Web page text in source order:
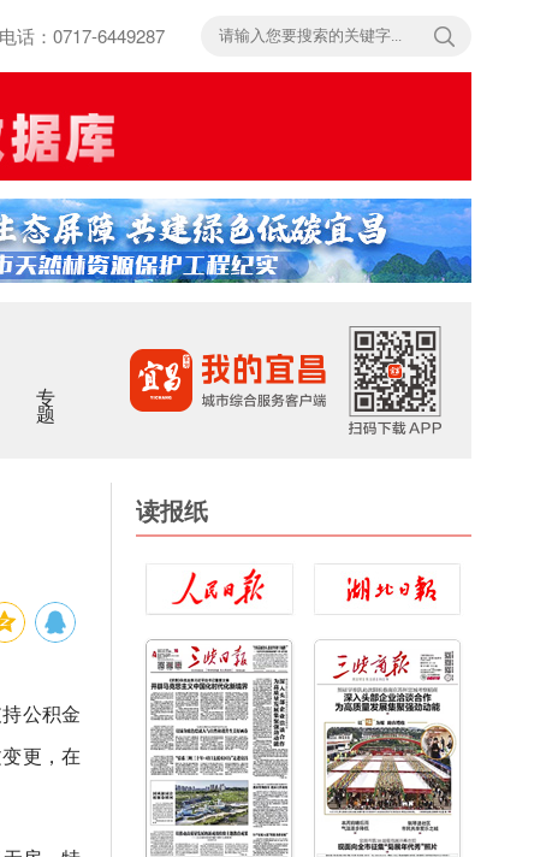
话：0717-6449287
专题
公积金
更，在
读报纸